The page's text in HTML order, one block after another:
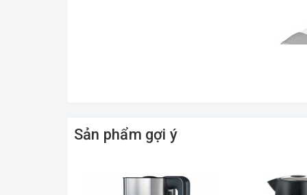
Sản phẩm gợi ý